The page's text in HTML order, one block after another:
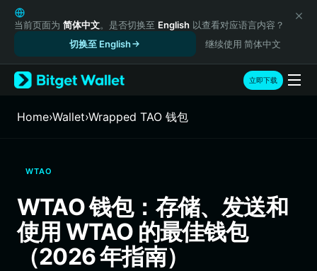
English
日本語
Русский
Español (Latinoamérica)
Türkçe
Italiano
繁體中文
Português (Portugal)
Bahasa Indonesia
ภาษาไทย
当前页面为 简体中文。是否切换至 English 以查看对应语言内容？
切换至 English
继续使用 简体中文
立即下载
Home›Wallet›Wrapped TAO 钱包
WTAO
WTAO 钱包：存储、发送和
使用 WTAO 的最佳钱包
（2026 年指南）